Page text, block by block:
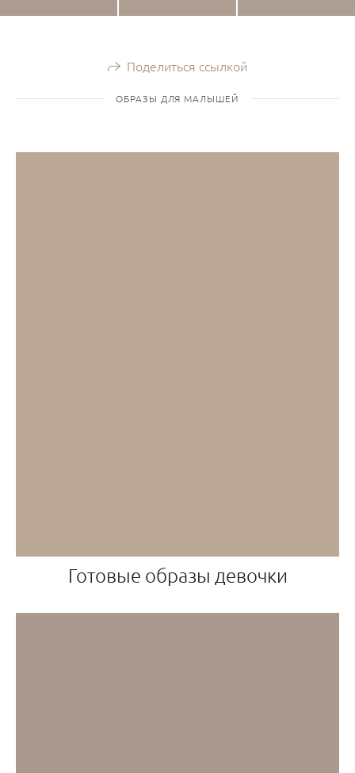
Поделиться ссылкой
ОБРАЗЫ ДЛЯ МАЛЫШЕЙ
Готовые образы девочки